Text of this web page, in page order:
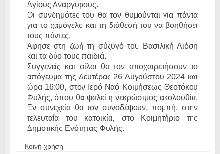
Αγίους Αναργύρους.
Οι συνδημότες του θα τον θυμούνται για πάντα
για το χαμόγελο και τη διάθεσή του να βοηθήσει
τους πάντες.
Άφησε στη ζωή τη σύζυγό του Βασιλική Λιόση
και τα δύο τους παιδιά.
Συγγενείς και φίλοι θα τον αποχαιρετήσουν το
απόγευμα της Δευτέρας 26 Αυγούστου 2024 και
ώρα 16:00, στον Ιερό Ναό Κοιμήσεως Θεοτόκου
Φυλής, όπου θα ψαλεί η νεκρώσιμος ακολουθία.
Εν συνεχεία θα τον συνοδέψουν, πομπή, στην
τελευταία του κατοικία, στο Κοιμητήριο της
Δημοτικής Ενότητας Φυλής.
Κοινή χρήση